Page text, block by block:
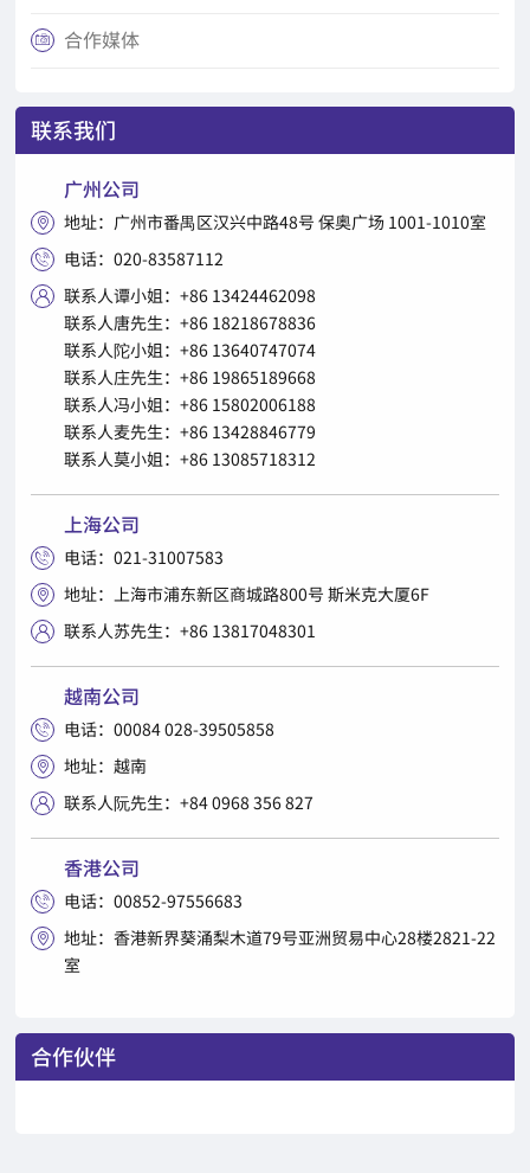
 合作媒体
联系我们
广州公司
 地址：广州市番禺区汉兴中路48号 保奥广场 1001-1010室
 电话：020-83587112

联系人谭小姐：+86 13424462098
联系人唐先生：+86 18218678836
联系人陀小姐：+86 13640747074
联系人庄先生：+86 19865189668
联系人冯小姐：+86 15802006188
联系人麦先生：+86 13428846779
联系人莫小姐：+86 13085718312
上海公司
 电话：021-31007583
 地址：上海市浦东新区商城路800号 斯米克大厦6F
 联系人苏先生：+86 13817048301
越南公司
 电话：00084 028-39505858
 地址：越南
 联系人阮先生：+84 0968 356 827
香港公司
 电话：00852-97556683

地址：香港新界葵涌梨木道79号亚洲贸易中心28楼2821-22
室
合作伙伴